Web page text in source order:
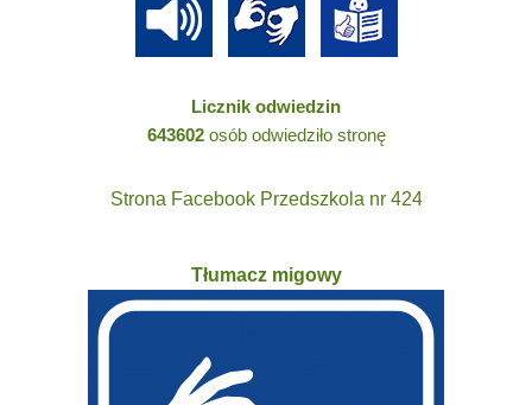
Licznik odwiedzin
643602osób odwiedziło stronę
Strona Facebook Przedszkola nr 424
Tłumacz migowy